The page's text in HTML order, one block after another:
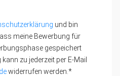
und bin
meine Bewerbung für
gespeichert
zu jederzeit per E-Mail
widerrufen werden.*